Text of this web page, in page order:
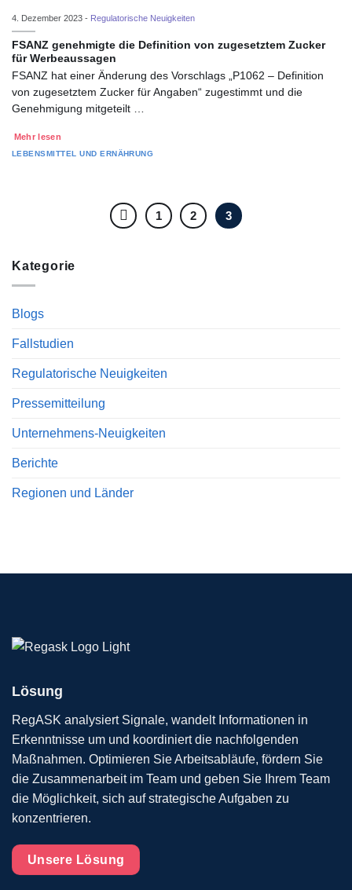
Kategorie
Blogs
Fallstudien
Regulatorische Neuigkeiten
Pressemitteilung
Unternehmens-Neuigkeiten
Berichte
Regionen und Länder
4. Dezember 2023 - Regulatorische Neuigkeiten
FSANZ genehmigte die Definition von zugesetztem Zucker
für Werbeaussagen
FSANZ hat einer Änderung des Vorschlags „P1062 – Definition
von zugesetztem Zucker für Angaben“ zugestimmt und die
Genehmigung mitgeteilt …
Mehr lesen
LEBENSMITTEL UND ERNÄHRUNG
1 2 3
Lösung
RegASK analysiert Signale, wandelt Informationen in
Erkenntnisse um und koordiniert die nachfolgenden
Maßnahmen. Optimieren Sie Arbeitsabläufe, fördern Sie
die Zusammenarbeit im Team und geben Sie Ihrem Team
die Möglichkeit, sich auf strategische Aufgaben zu
konzentrieren.
Unsere Lösung